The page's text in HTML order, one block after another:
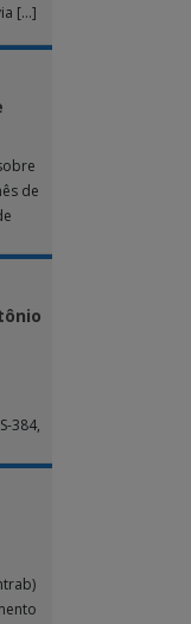
[…]
de
384,